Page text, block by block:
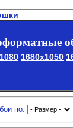
1680x1050
по: